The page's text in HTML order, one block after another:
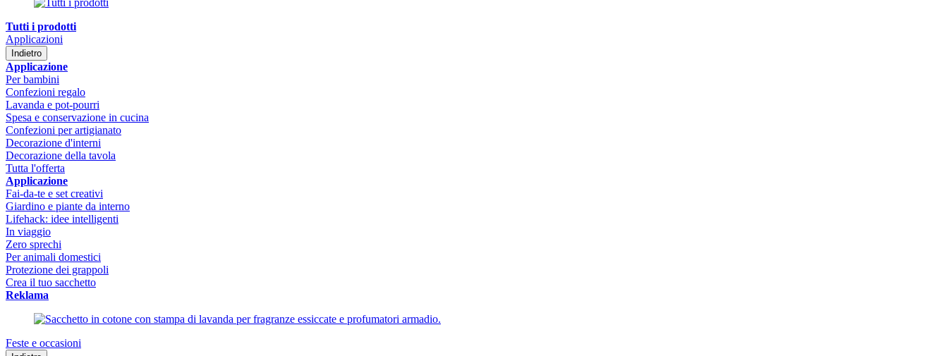
Tutti i prodotti
Applicazioni
Indietro
Applicazione
Per bambini
Confezioni regalo
Lavanda e pot-pourri
Spesa e conservazione in cucina
Confezioni per artigianato
Decorazione d'interni
Decorazione della tavola
Tutta l'offerta
Applicazione
Fai-da-te e set creativi
Giardino e piante da interno
Lifehack: idee intelligenti
In viaggio
Zero sprechi
Per animali domestici
Protezione dei grappoli
Crea il tuo sacchetto
Reklama
Feste e occasioni